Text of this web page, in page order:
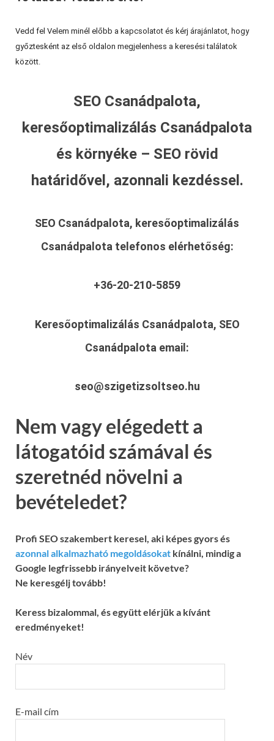
Vedd fel Velem minél előbb a kapcsolatot és kérj árajánlatot, hogy
győztesként az első oldalon megjelenhess a keresési találatok
között.
SEO Csanádpalota,
keresőoptimalizálás Csanádpalota
és környéke – SEO rövid
határidővel, azonnali kezdéssel.
SEO Csanádpalota, keresőoptimalizálás
Csanádpalota telefonos elérhetőség:
+36-20-210-5859
Keresőoptimalizálás Csanádpalota, SEO
Csanádpalota email:
seo@szigetizsoltseo.hu
Nem vagy elégedett a
látogatóid számával és
szeretnéd növelni a
bevételedet?
Profi SEO szakembert keresel, aki képes gyors és
azonnal alkalmazható megoldásokat kínálni, mindig a
Google legfrissebb irányelveit követve?
Ne keresgélj tovább!
Keress bizalommal, és együtt elérjük a kívánt
eredményeket!
Név
E-mail cím